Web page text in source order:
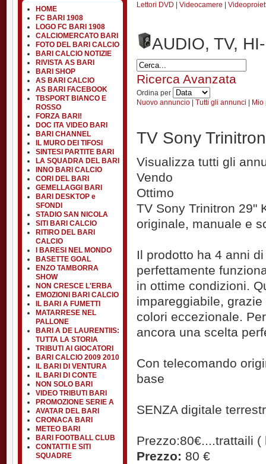
HOME
FC BARI 1908
LOGO FC BARI 1908
CALCIOMERCATO BARI
FOTO DEL BARI CALCIO
BARI CALCIO NOTIZIE
RIVISTA AS BARI
BARI SHOP
AS BARI CALCIO
AS BARI FACEBOOK
TBSPORT BIANCO E
ROSSO
FORZA BARI!
DOC ITA VIDEO BARI
BARI CHANNEL
IL MURO DEI TIFOSI
SINTESI PARTITE BARI
LA SQUADRA DEL BARI
INNO BARI CALCIO
CORI DEL BARI
GEMELLAGGI BARI
BARI DESKTOP e
SFONDI
STADIO SAN NICOLA
SITI BARI CALCIO
RITIRO DEL BARI
CALCIO
I BARESI NEL MONDO
BASETTE GOAL
ENZO TAMBORRA
SHOW
NON CRESCE L'ERBA
EMOZIONI BARI CALCIO
IL BARI A FUMETTI
MATARRESE NEL
PALLONE
BARI A DE LAURENTIIS:
TUTTA LA STORIA
TRIBUTI AI GIOCATORI
BARI CALCIO 2009 2010
IL BARI DI VENTURA
IL BARI DI CONTE
NON SOLO BARI
VIDEO TRIBUTI BARI
PROMOZIONE SERIE A
AVATAR DEL BARI
CRONACA BARI
METEO BARI
BARI FOOTBALL CLUB
CONTATTI E SITI
SQUADRE
Lettori DVD Videocamere
AUDIO, TV,
Ricerca Avanzata
Ordina per
Nuovo annuncio | Tutti gli annunci | Mio
TV Sony
Visualizza tutti gli
Vendo
Ottimo
TV Sony Trinitron 29"
originale, manuale e
Il prodotto ha 4 anni
perfettamente
in ottime condizioni.
impareggiabile,
colori eccezionale.
ancora una scelta
Con telecomando
base
SENZA digitale
Prezzo:80€....trattaili
Prezzo: 80 €